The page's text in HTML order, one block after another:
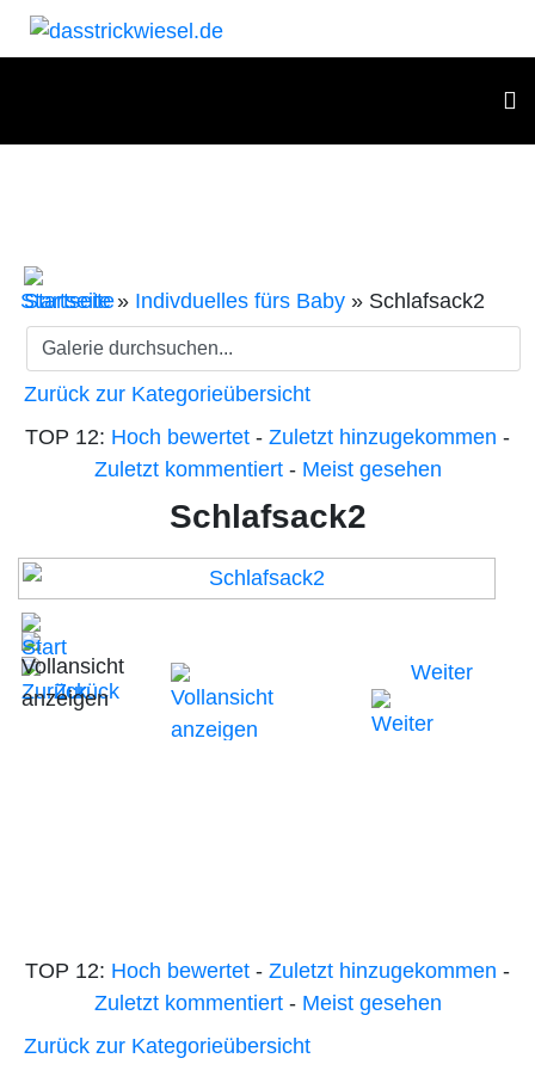
Startseite» Indivduelles fürs Baby » Schlafsack2
Zurück zur Kategorieübersicht
TOP 12: Hoch bewertet - Zuletzt hinzugekommen -
Zuletzt kommentiert- Meist gesehen
Schlafsack2
Zurück
Weiter
TOP 12: Hoch bewertet - Zuletzt hinzugekommen -
Zuletzt kommentiert- Meist gesehen
Zurück zur Kategorieübersicht